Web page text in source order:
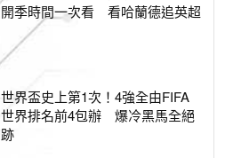
開季時間一次看 看哈蘭德追英超
世界盃史上第1次！4強全由FIFA
世界排名前4包辦 爆冷黑馬全絕
跡